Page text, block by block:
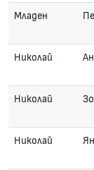
Младен
Николай
Николай
Николай